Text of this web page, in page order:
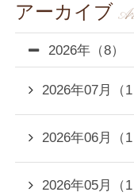
アーカイブ
2026年（8）
2026年07月（1
2026年06月（1
2026年05月（1